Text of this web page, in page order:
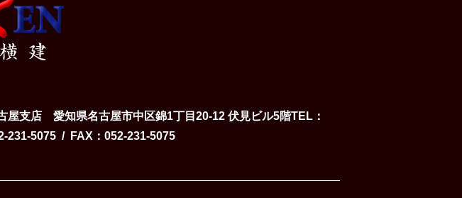
横建
屋支店 愛知県名古屋市中区錦1丁目20-12 伏見ビル5階TEL
231-5075
FAX 052-231-5075